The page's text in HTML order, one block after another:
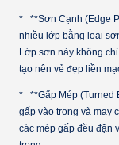
* **Sơn Cạnh (Edge
nhiều lớp bằng loại
Lớp sơn này không
tạo nên vẻ đẹp liền
* **Gấp Mép (Turned
gấp vào trong và may
các mép gấp đều đặn